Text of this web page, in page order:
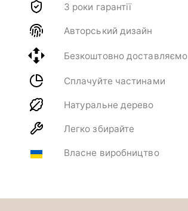
3 роки гарантії
Авторський дизайн
Безкоштовно доставляємо
Сплачуйте частинами
Натуральне дерево
Легко збирайте
Власне виробництво